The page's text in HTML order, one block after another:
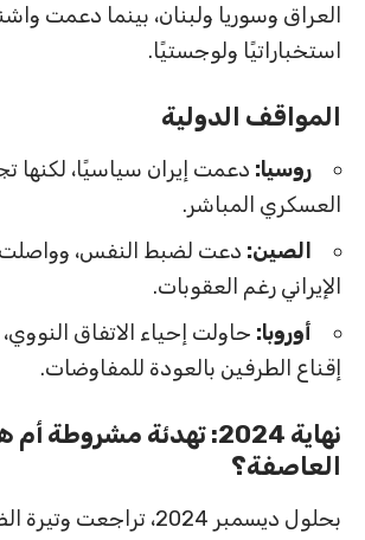
العراق وسوريا ولبنان، بينما دعمت
استخباراتيًا ولوجستيًا.
المواقف الدولية
روسيا: دعمت إيران سياسيًا، لكنها
العسكري المباشر.
الصين: دعت لضبط النفس، وواصلت
الإيراني رغم العقوبات.
أوروبا: حاولت إحياء الاتفاق
إقناع الطرفين بالعودة للمفاوضات.
نهاية 2024: تهدئة
العاصفة؟
بحلول ديسمبر 2024، تراجعت